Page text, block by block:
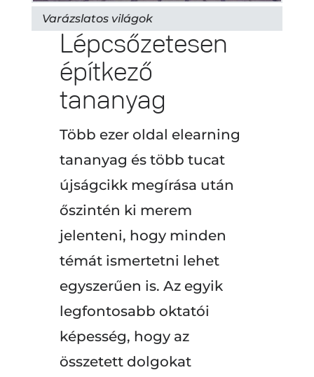
Varázslatos világok
Lépcsőzetesen
építkező
tananyag
Több ezer oldal elearning
tananyag és több tucat
újságcikk megírása után
őszintén ki merem
jelenteni, hogy minden
témát ismertetni lehet
egyszerűen is. Az egyik
legfontosabb oktatói
képesség, hogy az
összetett dolgokat